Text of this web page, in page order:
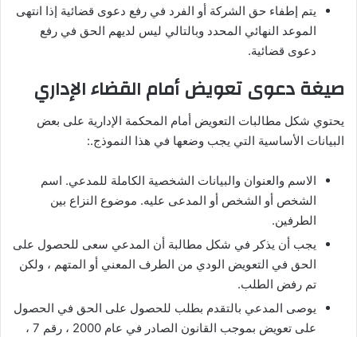
يتم إطفاء حق الشركة أو الفرد في رفع دعوى قضائية إذا انتهى
الموعد النهائي المحدد وبالتالي ليس لديهم الحق في رفع
دعوى قضائية.
صيغة دعوى تعويض أمام القضاء الإداري
يحتوي شكل مطالبات التعويض أمام المحكمة الإدارية على بعض
البيانات الأساسية التي يجب وضعها في هذا النموذج.:
الاسم والعنوان والبيانات الشخصية الكاملة للمدعي. اسم
الشخص أو الشخص أو المدعى عليه. موضوع النزاع بين
الطرفين.
يجب أن يذكر في شكل مطالبة أن المدعي سعى للحصول على
الحق في التعويض الودي من الطرف المعني أو المتهم ، ولكن
تم رفض الطلب.
يوصى المدعي بالتقدم بطلب للحصول على الحق في الحصول
على تعويض بموجب القانون الصادر في عام 2000 ، رقم 7 ،